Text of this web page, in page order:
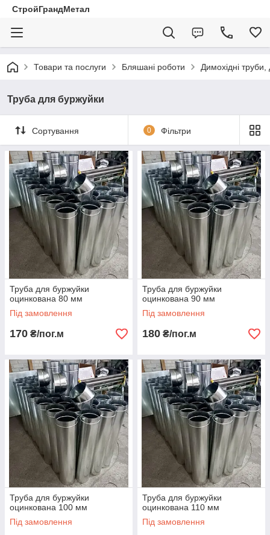
СтройГрандМетал
Товари та послуги Бляшані роботи Димохідні труби,
Труба для буржуйки
Сортування 0 Фільтри
Труба для буржуйки
оцинкована 80 мм
Під замовлення
170 ₴/пог.м
Труба для буржуйки
оцинкована 90 мм
Під замовлення
180 ₴/пог.м
Труба для буржуйки
оцинкована 100 мм
Під замовлення
Труба для буржуйки
оцинкована 110 мм
Під замовлення